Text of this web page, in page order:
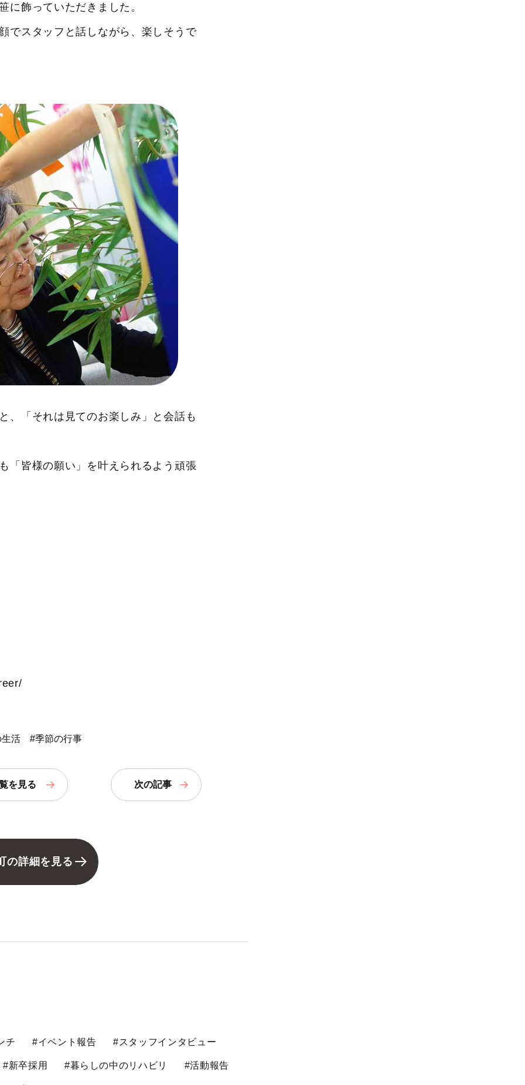
に飾っていただきました。
でスタッフと話しながら、楽しそうで
、「それは見てのお楽しみ」と会話も
「皆様の願い」を叶えられるよう頑張
活 #季節の行事
次の記事
を見る
の詳細を見る
チ #イベント報告 #スタッフインタビュー
#新卒採用 #暮らしの中のリハビリ #活動報告